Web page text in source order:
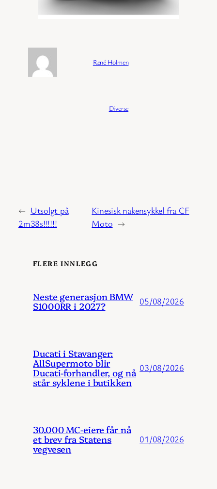
René Holmen
Diverse
← Utsolgt på
2m38s!!!!!!
Kinesisk nakensykkel fra CF
Moto →
FLERE INNLEGG
Neste generasjon BMW
S1000RR i 2027? 05/08/2026
Ducati i Stavanger:
AllSupermoto blir
Ducati-forhandler, og nå
står syklene i butikken
03/08/2026
30.000 MC-eiere får nå
et brev fra Statens
vegvesen
01/08/2026